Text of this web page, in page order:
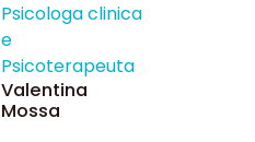
Psicologa clinica
e
Psicoterapeuta
Valentina
Mossa